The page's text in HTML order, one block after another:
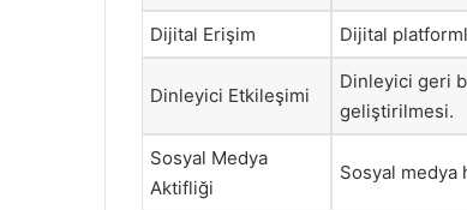
Dijital Erişim Dijital
Dinleyici Etkileşimi
Dinleyici geri
geliştirilmesi.
Sosyal Medya
Aktifliği
Sosyal medya